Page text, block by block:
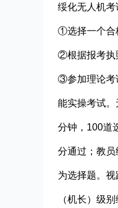
绥化无人机考
①选择一个合
②根据报考执
③参加理论考
能实操考试
分钟，100道
分通过；教
为选择题。
（机长）级